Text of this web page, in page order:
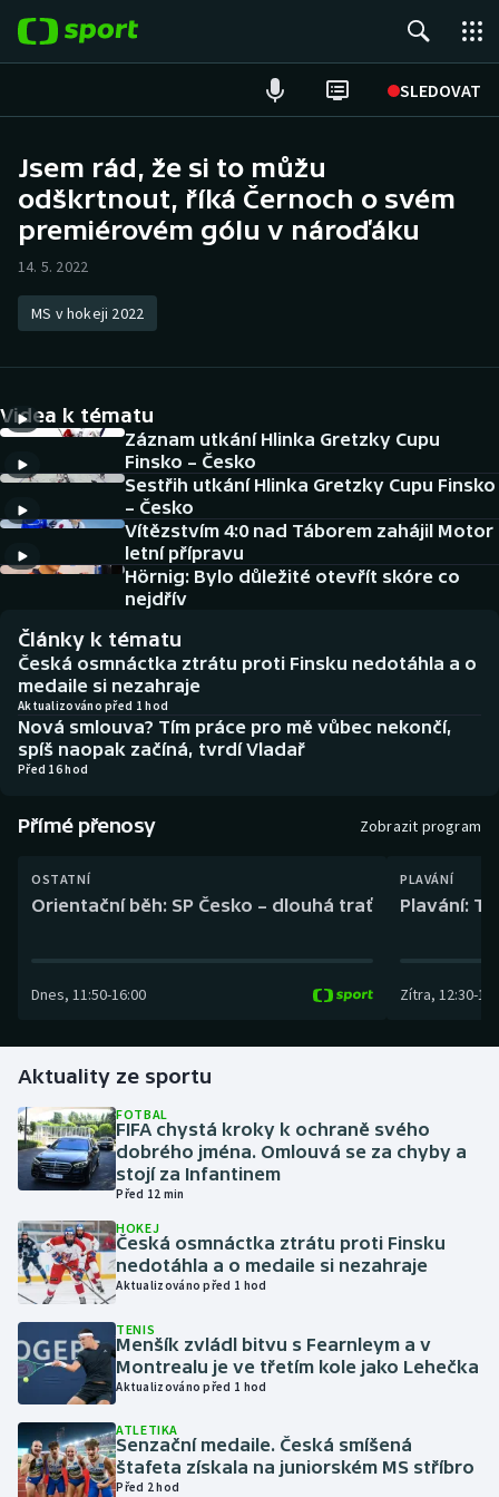
SLEDOVAT
Hokej
Atletika
DALŠÍ SPORTY
Americký fotbal
Baseball a softbal
Basketbal
Boby a skeleton
Box
Dostihy
Florbal
Golf
Gymnastika
Házená
Jezdectví
Krasobruslení
Lezení
Lyže a snowboard
Moderní pětiboj
Motorsport
NEPŘEHLÉDNĚTE
Soutěže
Historické návraty
AZ kvíz
Jsem rád, že si to můžu
odškrtnout, říká Černoch o svém
premiérovém gólu v nároďáku
14. 5. 2022
MS v hokeji 2022
Videa k tématu
Záznam utkání Hlinka Gretzky Cupu
Finsko – Česko
Sestřih utkání Hlinka Gretzky Cupu Finsko
– Česko
Vítězstvím 4:0 nad Táborem zahájil Motor
letní přípravu
Hörnig: Bylo důležité otevřít skóre co
nejdřív
Články k tématu
Česká osmnáctka ztrátu proti Finsku nedotáhla a o
medaile si nezahraje
Aktualizováno před 1 hod
Nová smlouva? Tím práce pro mě vůbec nekončí,
spíš naopak začíná, tvrdí Vladař
Před 16 hod
Přímé přenosy Zobrazit program
OSTATNÍ
Orientační běh: SP Česko – dlouhá trať
Dnes, 11:50-16:00
PLAVÁNÍ
Plavání:
Zítra, 12:30-
Aktuality ze sportu
FOTBAL
FIFA chystá kroky k ochraně svého
dobrého jména. Omlouvá se za chyby a
stojí za Infantinem
Před 12 min
HOKEJ
Česká osmnáctka ztrátu proti Finsku
nedotáhla a o medaile si nezahraje
Aktualizováno před 1 hod
TENIS
Menšík zvládl bitvu s Fearnleym a v
Montrealu je ve třetím kole jako Lehečka
Aktualizováno před 1 hod
ATLETIKA
Senzační medaile. Česká smíšená
štafeta získala na juniorském MS stříbro
Před 2 hod